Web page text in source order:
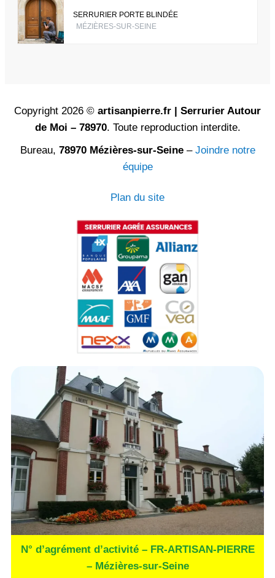
SERRURIER PORTE BLINDÉE
MÉZIÈRES-SUR-SEINE
Copyright 2026 © artisanpierre.fr | Serrurier Autour
de Moi – 78970. Toute reproduction interdite.
Bureau, 78970 Mézières-sur-Seine– Joindre notre
équipe
Plan du site
N° d’agrément d’activité – FR-ARTISAN-PIERRE
– Mézières-sur-Seine